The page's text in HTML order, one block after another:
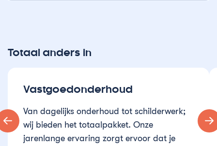
Totaal anders in
Vastgoedonderhoud
Van dagelijks onderhoud tot schilderwerk;
wij bieden het totaalpakket. Onze
jarenlange ervaring zorgt ervoor dat je